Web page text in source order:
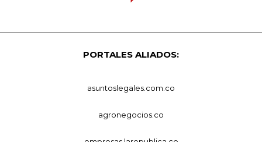
PORTALES ALIADOS:
asuntoslegales.com.co
agronegocios.co